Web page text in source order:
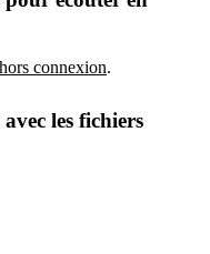
connexion.
les fichiers